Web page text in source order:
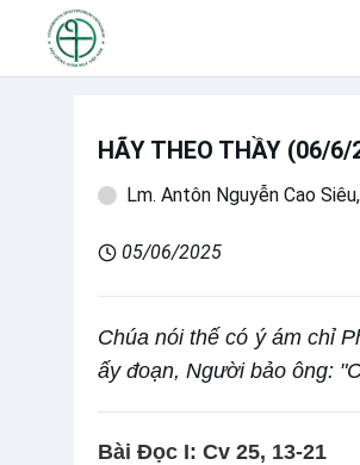
HÃY THEO THẦY (06/
Lm. Antôn Nguyễn Cao
05/06/2025
Chúa nói thế có ý ám chỉ
ấy đoạn, Người bảo ông:
Bài Ðọc I: Cv 25, 13-21